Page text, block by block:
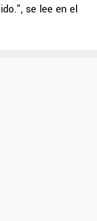
se lee en el